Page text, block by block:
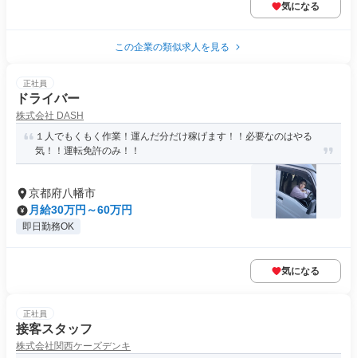
気になる
この企業の類似求人を見る
正社員
ドライバー
株式会社 DASH
１人でもくもく作業！運んだ分だけ稼げます！！必要なのはやる
気！！運転免許のみ！！
京都府八幡市
月給30万円～60万円
即日勤務OK
気になる
正社員
接客スタッフ
株式会社関西ケーズデンキ